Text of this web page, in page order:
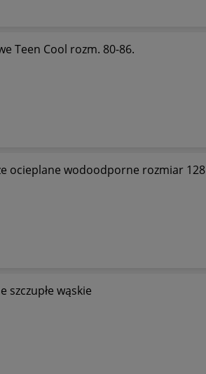
Teen Cool rozm. 80-86.
Spodnie narciarskie Wed'ze ocieplane wodoodporne rozmiar 128
szczupłe wąskie